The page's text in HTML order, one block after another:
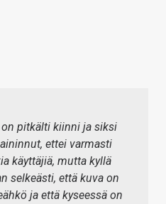
pitkälti kiinni ja siksi
ettei varmasti
käyttäjiä, mutta kyllä
selkeästi, että kuva on
ja että kyseessä on